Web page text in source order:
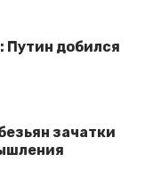
Путин добился
зачатки